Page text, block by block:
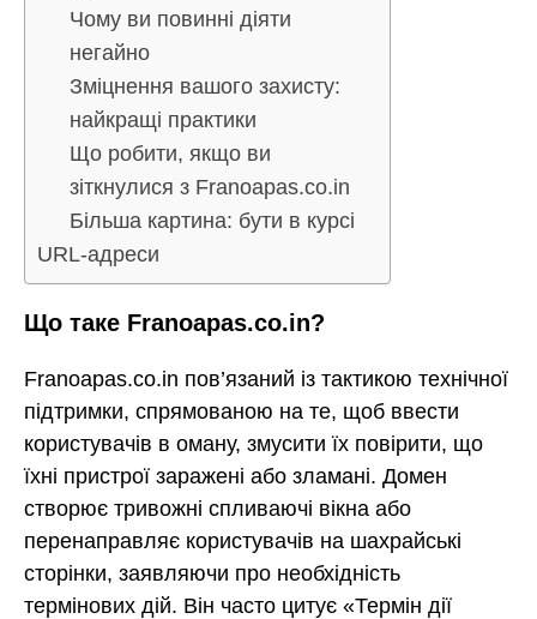
Чому ви повинні діяти
негайно
Зміцнення вашого захисту:
найкращі практики
Що робити, якщо ви
зіткнулися з Franoapas.co.in
Більша картина: бути в курсі
URL-адреси
Що таке Franoapas.co.in?
Franoapas.co.in пов’язаний із тактикою технічної
підтримки, спрямованою на те, щоб ввести
користувачів в оману, змусити їх повірити, що
їхні пристрої заражені або зламані. Домен
створює тривожні спливаючі вікна або
перенаправляє користувачів на шахрайські
сторінки, заявляючи про необхідність
термінових дій. Він часто цитує «Термін дії